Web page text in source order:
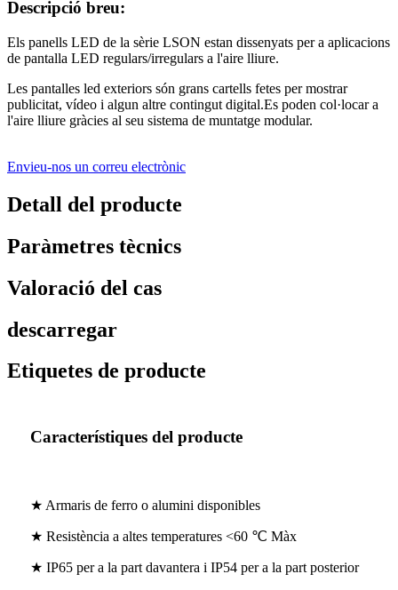
Descripció breu:
Els panells LED de la sèrie LSON estan dissenyats per a aplicacions
de pantalla LED regulars/irregulars a l'aire lliure.
Les pantalles led exteriors són grans cartells fetes per mostrar
publicitat, vídeo i algun altre contingut digital.Es poden col·locar a
l'aire lliure gràcies al seu sistema de muntatge modular.
Envieu-nos un correu electrònic
Detall del producte
Paràmetres tècnics
Valoració del cas
descarregar
Etiquetes de producte
Característiques del producte
★ Armaris de ferro o alumini disponibles
★ Resistència a altes temperatures <60 ℃ Màx
★ IP65 per a la part davantera i IP54 per a la part posterior